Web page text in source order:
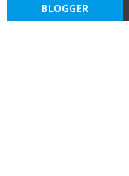
BLOGGER